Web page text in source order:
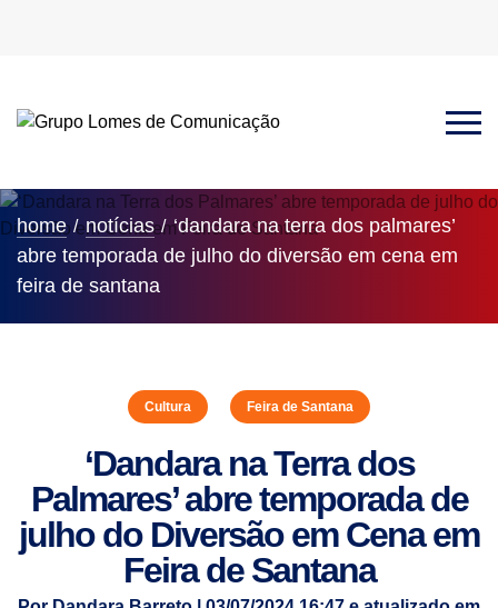
home notícias
‘dandara na terra dos palmares’
abre temporada de julho do diversão em cena em
feira de santana
Cultura Feira de Santana
‘Dandara na Terra dos
Palmares’ abre temporada de
julho do Diversão em Cena em
Feira de Santana